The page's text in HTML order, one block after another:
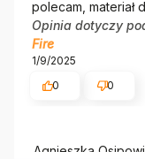
Agnieszka
polecam, materiał
Opinia dotyczy
Fire
1/9/2025
0
0